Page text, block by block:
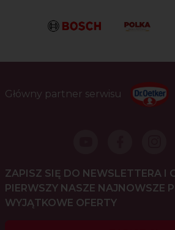
Główny partner serwisu
ZAPISZ SIĘ DO NEWSLETTERA I
PIERWSZY NASZE NAJNOWSZE
WYJĄTKOWE OFERTY